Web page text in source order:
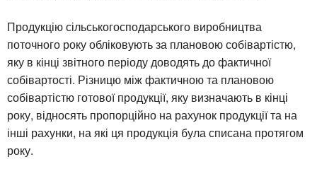
Продукцію сільськогосподарського виробництва
поточного року обліковують за плановою собівартістю,
яку в кінці звітного періоду доводять до фактичної
собівартості. Різницю між фактичною та плановою
собівартістю готової продукції, яку визначають в кінці
року, відносять пропорційно на рахунок продукції та на
інші рахунки, на які ця продукція була списана протягом
року.